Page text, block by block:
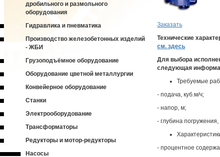
дробильного и размольного
оборудования
Гидравлика и пневматика
Производство железобетонных изделий
- ЖБИ
Грузоподъёмное оборудование
Оборудование цветной металлургии
Конвейерное оборудование
Станки
Электрооборудование
Трансформаторы
Редукторы и мотор-редукторы
Насосы
Заказать
Технические
см. здесь
Для выбора
следующая
Требуемые
- подача, куб.м/ч;
- напор, м;
- глубина
- процентное